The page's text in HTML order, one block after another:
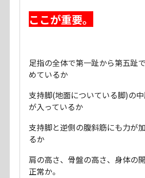
ここが重要。
足指の全体で第一趾から第五趾
めているか
支持脚(地面についている脚)の
が入っているか
支持脚と逆側の腹斜筋にも力が
るか
肩の高さ、骨盤の高さ、身体の
正常か。